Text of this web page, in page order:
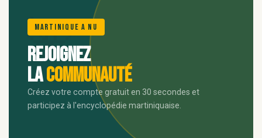
🌺
Martinique A Nu
Rejoignez
lacommunauté
Créez votre compte gratuit en 30 secondes et
participez à l'encyclopédie martiniquaise.